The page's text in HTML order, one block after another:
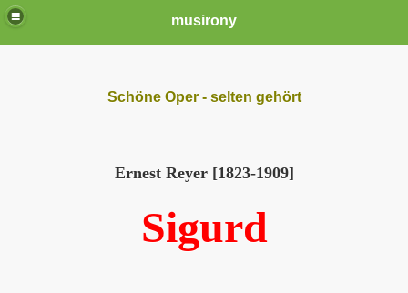
musirony
Schöne Oper - selten gehört
Ernest Reyer [1823-1909]
Sigurd